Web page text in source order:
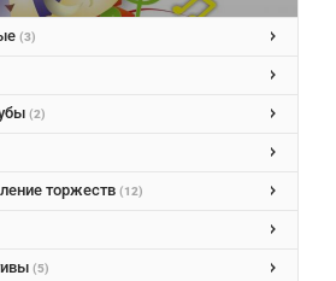
(3)
(2)
торжеств (12)
(5)